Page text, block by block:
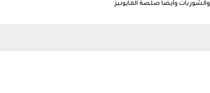
والشوربات وأيضا صلصة المايونيز.